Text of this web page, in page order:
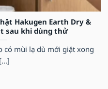
Hakugen Earth Dry &
sau khi dùng thử
có mùi lạ dù mới giặt xong